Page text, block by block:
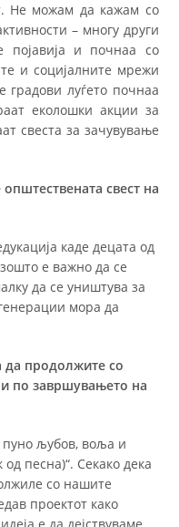
Не можам да кажам со
– многу други
појавија и почнаа со
и социјалните мрежи
градови луѓето почнаа
еколошки акции за
свеста за зачувување
свест на
каде децата од
е важно да се
да се уништува за
мора да
да продолжите со
по завршувањето на
пуно љубов, воља и
песна)“. Секако дека
со нашите
проектот како